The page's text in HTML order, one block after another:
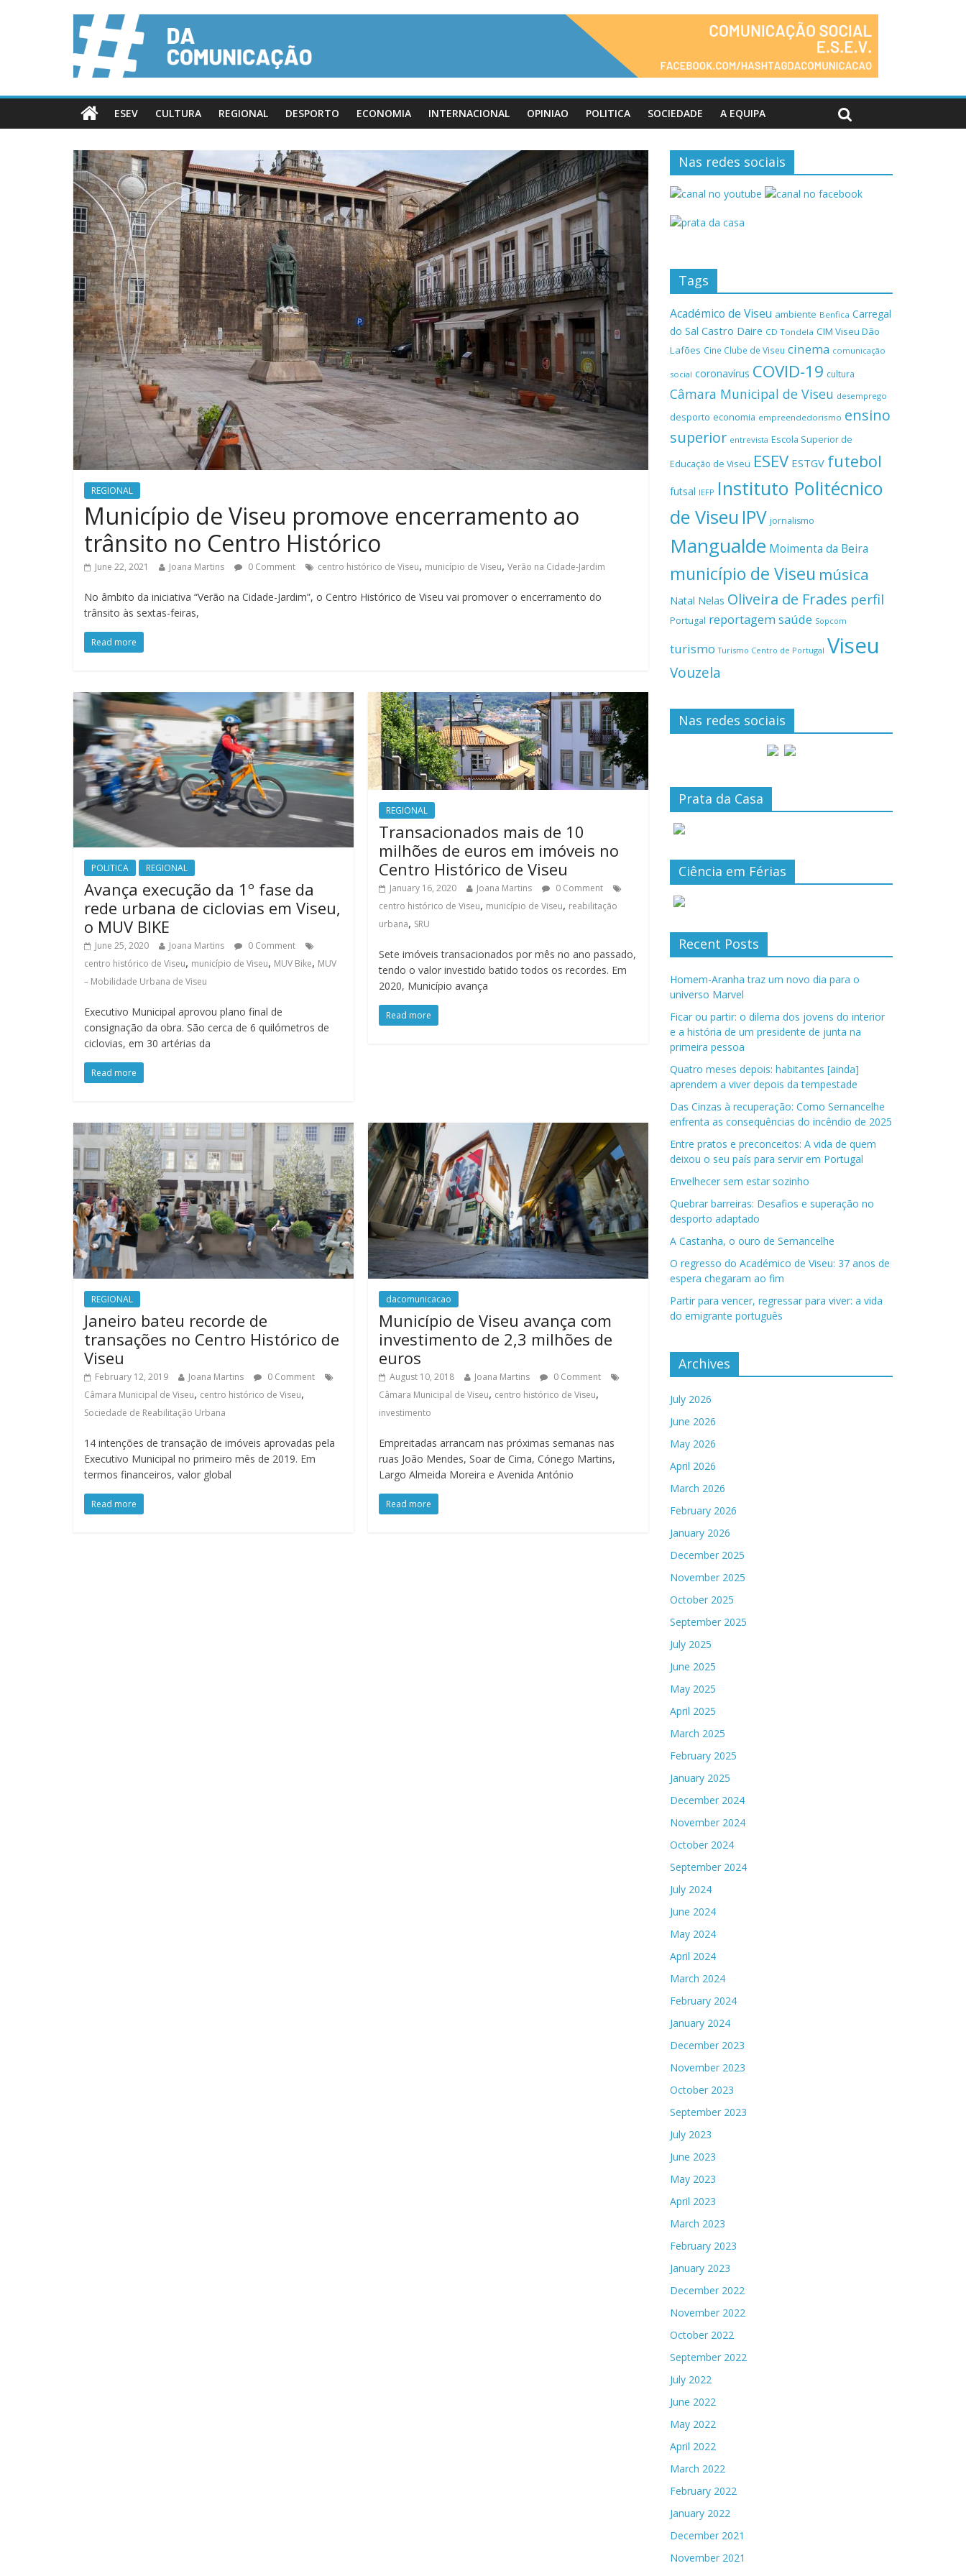
ESEV CULTURA REGIONAL DESPORTO ECONOMIA INTERNACIONAL OPINIAO POLITICA SOCIEDADE A EQUIPA
REGIONAL
Município de Viseu promove encerramento ao
trânsito no Centro Histórico
June 22, 2021 Joana Martins 0 Comment centro histórico de Viseu, município de Viseu, Verão na Cidade-Jardim
No âmbito da iniciativa “Verão na Cidade-Jardim”, o Centro Histórico de Viseu vai promover o encerramento do
trânsito às sextas-feiras,
Read more
POLITICA REGIONAL
Avança execução da 1º fase da
rede urbana de ciclovias em Viseu,
o MUV BIKE
June 25, 2020 Joana Martins
0 Comment
centro histórico de Viseu, município de Viseu, MUV Bike, MUV
– Mobilidade Urbana de Viseu
Executivo Municipal aprovou plano final de
consignação da obra. São cerca de 6 quilómetros de
ciclovias, em 30 artérias da
Read more
REGIONAL
Transacionados mais de 10
milhões de euros em imóveis no
Centro Histórico de Viseu
January 16, 2020 Joana Martins
0 Comment
centro histórico de Viseu, município de Viseu, reabilitação
urbana, SRU
Sete imóveis transacionados por mês no ano passado,
tendo o valor investido batido todos os recordes. Em
2020, Município avança
Read more
REGIONAL
Janeiro bateu recorde de
transações no Centro Histórico de
Viseu
February 12, 2019 Joana Martins
0 Comment
Câmara Municipal de Viseu, centro histórico de Viseu,
Sociedade de Reabilitação Urbana
14 intenções de transação de imóveis aprovadas pela
Executivo Municipal no primeiro mês de 2019. Em
termos financeiros, valor global
Read more
dacomunicacao
Município de Viseu avança com
investimento de 2,3 milhões de
euros
August 10, 2018 Joana Martins
0 Comment
Câmara Municipal de Viseu, centro histórico de Viseu,
investimento
Empreitadas arrancam nas próximas semanas nas
ruas João Mendes, Soar de Cima, Cónego Martins,
Largo Almeida Moreira e Avenida António
Read more
Nas redes sociais
Tags
Académico de Viseu ambiente Benfica Carregal
do Sal Castro Daire CD Tondela CIM Viseu Dão
Lafões Cine Clube de Viseu cinema comunicação
social coronavírus COVID-19 cultura
Câmara Municipal de Viseu desemprego
desporto economia empreendedorismo ensino
superior entrevista Escola Superior de
Educação de Viseu ESEV ESTGV futebol
futsal IEFP Instituto Politécnico
de Viseu IPV jornalismo
Mangualde Moimenta da Beira
município de Viseu música
Natal Nelas Oliveira de Frades perfil
Portugal reportagemsaúde Sopcom
turismo Turismo Centro de Portugal Viseu
Vouzela
Nas redes sociais
Prata da Casa
Ciência em Férias
Recent Posts
Homem-Aranha traz um novo dia para o
universo Marvel
Ficar ou partir: o dilema dos jovens do interior
e a história de um presidente de junta na
primeira pessoa
Quatro meses depois: habitantes [ainda]
aprendem a viver depois da tempestade
Das Cinzas à recuperação: Como Sernancelhe
enfrenta as consequências do incêndio de 2025
Entre pratos e preconceitos: A vida de quem
deixou o seu país para servir em Portugal
Envelhecer sem estar sozinho
Quebrar barreiras: Desafios e superação no
desporto adaptado
A Castanha, o ouro de Sernancelhe
O regresso do Académico de Viseu: 37 anos de
espera chegaram ao fim
Partir para vencer, regressar para viver: a vida
do emigrante português
Archives
July 2026
June 2026
May 2026
April 2026
March 2026
February 2026
January 2026
December 2025
November 2025
October 2025
September 2025
July 2025
June 2025
May 2025
April 2025
March 2025
February 2025
January 2025
December 2024
November 2024
October 2024
September 2024
July 2024
June 2024
May 2024
April 2024
March 2024
February 2024
January 2024
December 2023
November 2023
October 2023
September 2023
July 2023
June 2023
May 2023
April 2023
March 2023
February 2023
January 2023
December 2022
November 2022
October 2022
September 2022
July 2022
June 2022
May 2022
April 2022
March 2022
February 2022
January 2022
December 2021
November 2021